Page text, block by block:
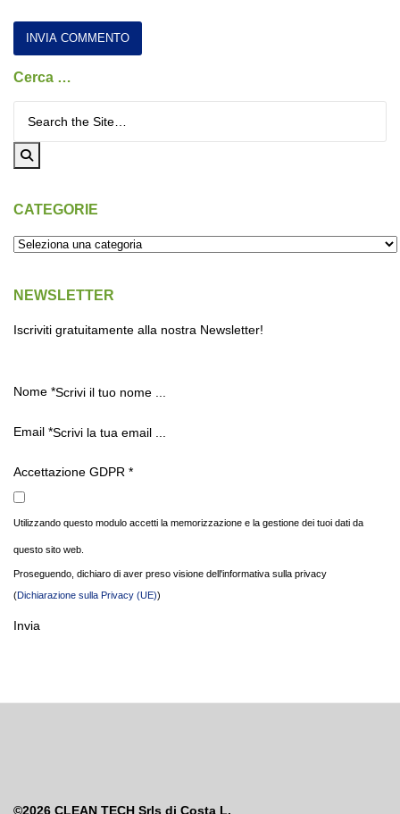
Cerca …
CATEGORIE
NEWSLETTER
Iscriviti gratuitamente alla nostra Newsletter!
Nome *
Email *
Accettazione GDPR *
Utilizzando questo modulo accetti la memorizzazione e la gestione dei tuoi dati da
questo sito web.
Proseguendo, dichiaro di aver preso visione dell'informativa sulla privacy
(Dichiarazione sulla Privacy (UE))
Invia
©2026 CLEAN TECH Srls di Costa L.